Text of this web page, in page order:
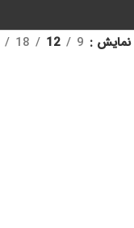
نمایش 9
12
18